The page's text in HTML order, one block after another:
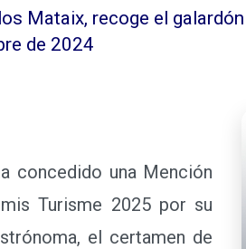
Mataix, recoge el
de 2024
concedido una Mención
Turisme 2025 por su
el certamen de